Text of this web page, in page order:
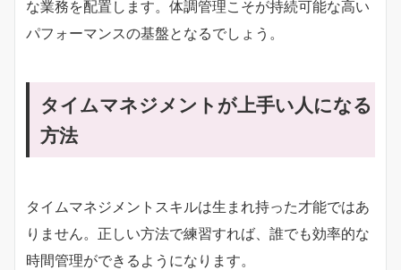
な業務を配置します。体調管理こそが持続可能な高い
パフォーマンスの基盤となるでしょう。
タイムマネジメントが上手い人になる
方法
タイムマネジメントスキルは生まれ持った才能ではあ
りません。正しい方法で練習すれば、誰でも効率的な
時間管理ができるようになります。